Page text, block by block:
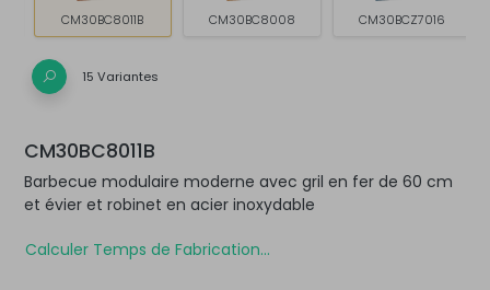
CM30BC8011B CM30BC8008 CM30BCZ7016
15 Variantes
CM30BC8011B
Barbecue modulaire moderne avec gril en fer de 60 cm
et évier et robinet en acier inoxydable
Calculer Temps de Fabrication...